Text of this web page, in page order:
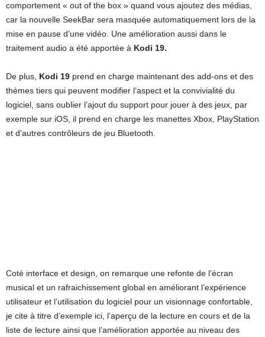
comportement « out of the box » quand vous ajoutez des médias,
car la nouvelle SeekBar sera masquée automatiquement lors de la
mise en pause d’une vidéo. Une amélioration aussi dans le
traitement audio a été apportée à Kodi 19.
De plus, Kodi 19 prend en charge maintenant des add-ons et des
thèmes tiers qui peuvent modifier l’aspect et la convivialité du
logiciel, sans oublier l’ajout du support pour jouer à des jeux, par
exemple sur iOS, il prend en charge les manettes Xbox, PlayStation
et d’autres contrôleurs de jeu Bluetooth.
Coté interface et design, on remarque une refonte de l’écran
musical et un rafraichissement global en améliorant l’expérience
utilisateur et l’utilisation du logiciel pour un visionnage confortable,
je cite à titre d’exemple ici, l’aperçu de la lecture en cours et de la
liste de lecture ainsi que l’amélioration apportée au niveau des